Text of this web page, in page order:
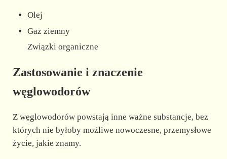
Olej
Gaz ziemny
Związki organiczne
Zastosowanie i znaczenie
węglowodorów
Z węglowodorów powstają inne ważne substancje, bez
których nie byłoby możliwe nowoczesne, przemysłowe
życie, jakie znamy.